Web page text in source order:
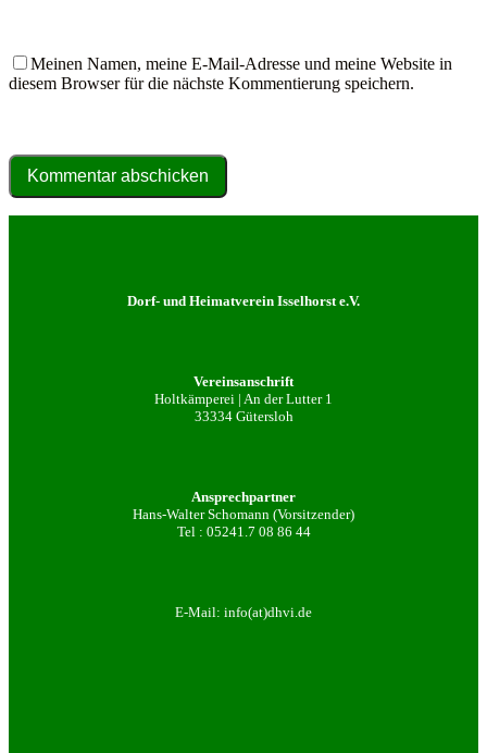
Meinen Namen, meine E-Mail-Adresse und meine Website in
diesem Browser für die nächste Kommentierung speichern.
Kommentar abschicken
Dorf- und Heimatverein Isselhorst e.V.
Vereinsanschrift
Holtkämperei | An der Lutter 1
33334 Gütersloh
Ansprechpartner
Hans-Walter Schomann (Vorsitzender)
Tel : 05241.7 08 86 44
E-Mail: info(at)dhvi.de